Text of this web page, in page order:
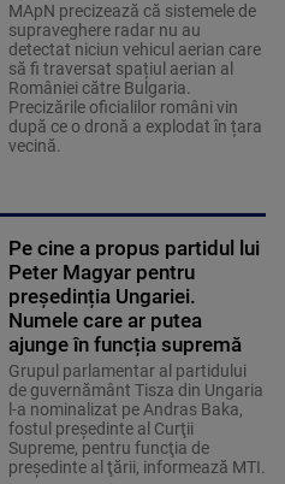
MApN precizează că sistemele de
supraveghere radar nu au
detectat niciun vehicul aerian care
să fi traversat spațiul aerian al
României către Bulgaria.
Precizările oficialilor români vin
după ce o dronă a explodat în țara
vecină.
Pe cine a propus partidul lui
Peter Magyar pentru
președinția Ungariei.
Numele care ar putea
ajunge în funcția supremă
Grupul parlamentar al partidului
de guvernământ Tisza din Ungaria
l-a nominalizat pe Andras Baka,
fostul preşedinte al Curţii
Supreme, pentru funcţia de
preşedinte al ţării, informează MTI.